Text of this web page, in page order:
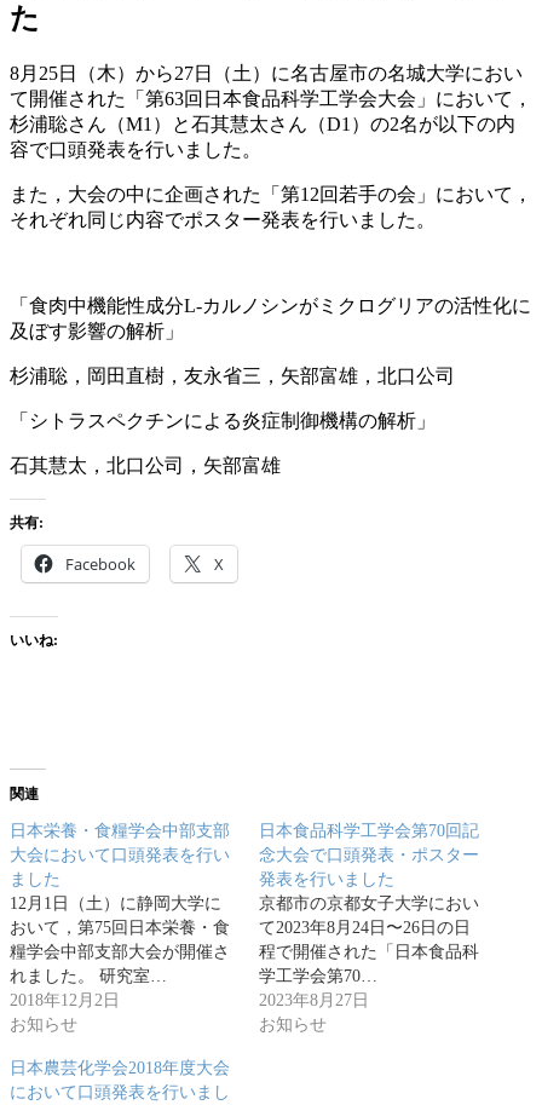
た
8月25日（木）から27日（土）に名古屋市の名城大学におい
て開催された「第63回日本食品科学工学会大会」において，
杉浦聡さん（M1）と石其慧太さん（D1）の2名が以下の内
容で口頭発表を行いました。
また，大会の中に企画された「第12回若手の会」において，
それぞれ同じ内容でポスター発表を行いました。
「食肉中機能性成分L-カルノシンがミクログリアの活性化に
及ぼす影響の解析」
杉浦聡，岡田直樹，友永省三，矢部富雄，北口公司
「シトラスペクチンによる炎症制御機構の解析」
石其慧太，北口公司，矢部富雄
共有:
Facebook X
いいね:
関連
日本栄養・食糧学会中部支部
大会において口頭発表を行い
ました
12月1日（土）に静岡大学に
おいて，第75回日本栄養・食
糧学会中部支部大会が開催さ
れました。 研究室…
2018年12月2日
お知らせ
日本食品科学工学会第70回記
念大会で口頭発表・ポスター
発表を行いました
京都市の京都女子大学におい
て2023年8月24日〜26日の日
程で開催された「日本食品科
学工学会第70…
2023年8月27日
お知らせ
日本農芸化学会2018年度大会
において口頭発表を行いまし